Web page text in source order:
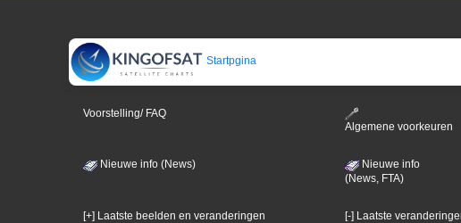
Startpgina
Voorstelling/ FAQ
Algemene voorkeuren
Nieuwe info (News)
Nieuwe info
(News, FTA)
[+] Laatste beelden en veranderingen [-] Laatste